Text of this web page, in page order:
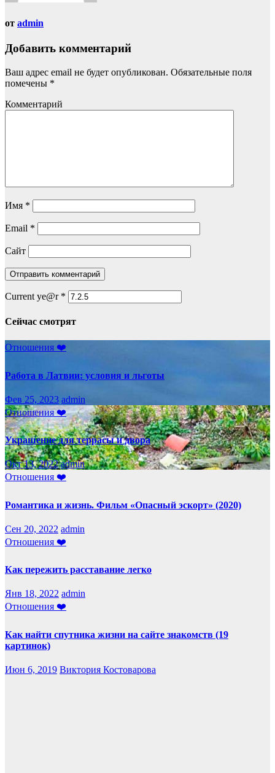
от admin
Добавить комментарий
Ваш адрес email не будет опубликован. Обязательные поля
помечены *
Комментарий
Имя *
Email *
Сайт
Current ye@r *
Сейчас смотрят
Отношения ❤️
Работа в Латвии: условия и льготы
Фев 25, 2023 admin
Отношения ❤️
Украшение для террасы и двора
Окт 13, 2022 admin
Отношения ❤️
Романтика и жизнь. Фильм «Опасный эскорт» (2020)
Сен 20, 2022 admin
Отношения ❤️
Как пережить расставание легко
Янв 18, 2022 admin
Отношения ❤️
Как найти спутника жизни на сайте знакомств (19
картинок)
Июн 6, 2019 Виктория Костоварова